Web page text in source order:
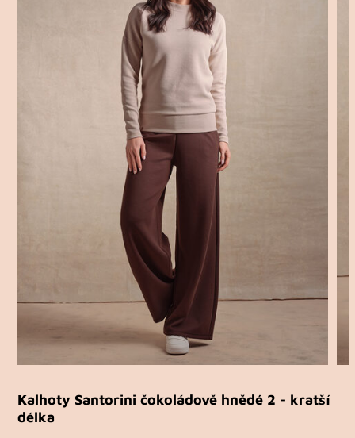
Kalhoty Santorini čokoládově hnědé 2 - kratší
délka